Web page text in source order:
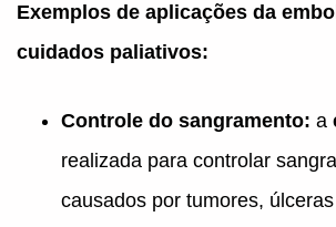
Exemplos de aplicações da
cuidados paliativos:
Controle do sangramento: a
realizada para controlar
causados por tumores,